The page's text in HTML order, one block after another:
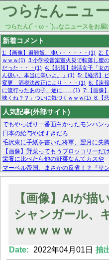
つらたんニュ
つらたん(´・ω・`)...なニュースをお届
新着コメント
1:【画像】避難飯、凄い・・・・・(1) 2:
ｗｗｗ(1) 3:小学校音楽室火災で転落し腰
だった・・・(1) 4:【悲報】婚活女子「女
ん扱い。本当に辛いよ。」(1) 5:【経済】
変更 酒税法改正により・・・(1) 6:【速
に流行ったあの子、遂に……(1) 7:【画像
味くね？？」ついに気づくｗｗｗ(1) 8:【
る・・・(1) 9:欧州委員長「原発縮小は間
足、限界突破 52%「正社員も足りてませ
人気記事(外部サイト)
でもやっぱり一番面白かったモンハン
日本の給与やばすきだろ
毛沢東に手紙を書いた将軍、翌月に失
【画像】野菜ってもうブロッコリー
栄養に比べたら他の野菜なんてカスや
マーベル帝国、まさかの反省！？『サ
ニーCEOの「量より質」宣言の裏で渦
【モー娘。石田亜佑美】ファーストテ
【画像あり】FacebookとかTwitterで
【画像】AIが描
シャンガール、
ｗｗｗｗｗ
Date: 2022年04月01日 抽